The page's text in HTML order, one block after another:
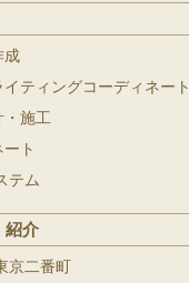
成
ティングコーディネート
・施工
ト
テム
紹介
京二番町